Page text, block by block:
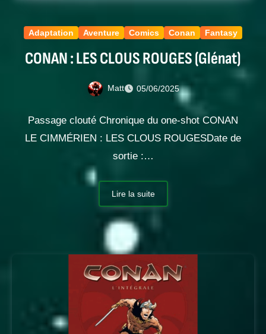
Adaptation Aventure Comics Conan Fantasy
CONAN : LES CLOUS ROUGES (Glénat)
Matt 05/06/2025
Passage clouté Chronique du one-shot CONAN
LE CIMMÉRIEN : LES CLOUS ROUGESDate de
sortie :…
Lire la suite